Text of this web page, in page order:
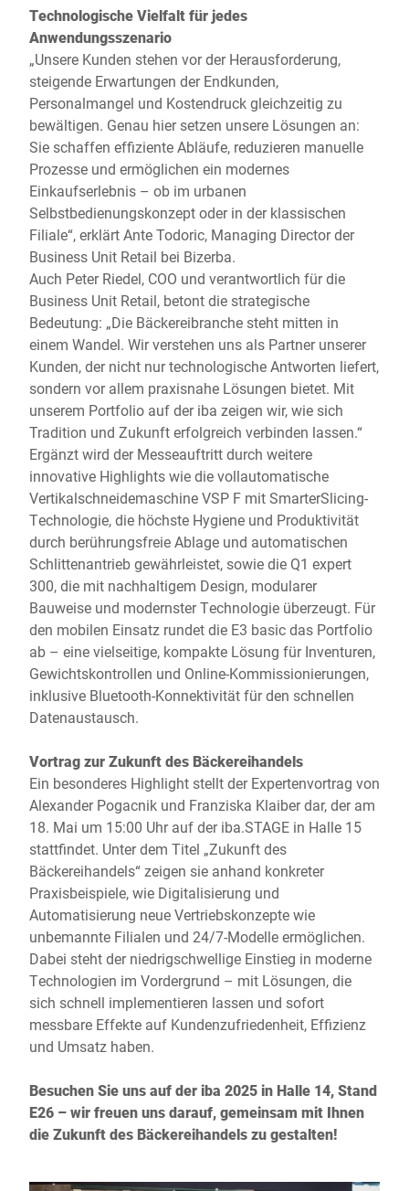
Technologische Vielfalt für jedes
Anwendungsszenario
„Unsere Kunden stehen vor der Herausforderung,
steigende Erwartungen der Endkunden,
Personalmangel und Kostendruck gleichzeitig zu
bewältigen. Genau hier setzen unsere Lösungen an:
Sie schaffen effiziente Abläufe, reduzieren manuelle
Prozesse und ermöglichen ein modernes
Einkaufserlebnis – ob im urbanen
Selbstbedienungskonzept oder in der klassischen
Filiale“, erklärt Ante Todoric, Managing Director der
Business Unit Retail bei Bizerba.
Auch Peter Riedel, COO und verantwortlich für die
Business Unit Retail, betont die strategische
Bedeutung: „Die Bäckereibranche steht mitten in
einem Wandel. Wir verstehen uns als Partner unserer
Kunden, der nicht nur technologische Antworten liefert,
sondern vor allem praxisnahe Lösungen bietet. Mit
unserem Portfolio auf der iba zeigen wir, wie sich
Tradition und Zukunft erfolgreich verbinden lassen.“
Ergänzt wird der Messeauftritt durch weitere
innovative Highlights wie die vollautomatische
Vertikalschneidemaschine VSP F mit SmarterSlicing-
Technologie, die höchste Hygiene und Produktivität
durch berührungsfreie Ablage und automatischen
Schlittenantrieb gewährleistet, sowie die Q1 expert
300, die mit nachhaltigem Design, modularer
Bauweise und modernster Technologie überzeugt. Für
den mobilen Einsatz rundet die E3 basic das Portfolio
ab – eine vielseitige, kompakte Lösung für Inventuren,
Gewichtskontrollen und Online-Kommissionierungen,
inklusive Bluetooth-Konnektivität für den schnellen
Datenaustausch.
Vortrag zur Zukunft des Bäckereihandels
Ein besonderes Highlight stellt der Expertenvortrag von
Alexander Pogacnik und Franziska Klaiber dar, der am
18. Mai um 15:00 Uhr auf der iba.STAGE in Halle 15
stattfindet. Unter dem Titel „Zukunft des
Bäckereihandels“ zeigen sie anhand konkreter
Praxisbeispiele, wie Digitalisierung und
Automatisierung neue Vertriebskonzepte wie
unbemannte Filialen und 24/7-Modelle ermöglichen.
Dabei steht der niedrigschwellige Einstieg in moderne
Technologien im Vordergrund – mit Lösungen, die
sich schnell implementieren lassen und sofort
messbare Effekte auf Kundenzufriedenheit, Effizienz
und Umsatz haben.
Besuchen Sie uns auf der iba 2025 in Halle 14, Stand
E26 – wir freuen uns darauf, gemeinsam mit Ihnen
die Zukunft des Bäckereihandels zu gestalten!